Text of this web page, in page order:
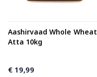
Aashirvaad Whole Wheat
Atta 10kg
€19,99